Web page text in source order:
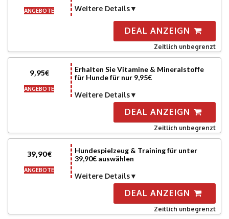
ANGEBOTE
Weitere Details
DEAL ANZEIGN
Zeitlich unbegrenzt
9,95€
ANGEBOTE
Erhalten Sie Vitamine & Mineralstoffe
für Hunde für nur 9,95€
Weitere Details
DEAL ANZEIGN
Zeitlich unbegrenzt
39,90€
ANGEBOTE
Hundespielzeug & Training für unter
39,90€ auswählen
Weitere Details
DEAL ANZEIGN
Zeitlich unbegrenzt